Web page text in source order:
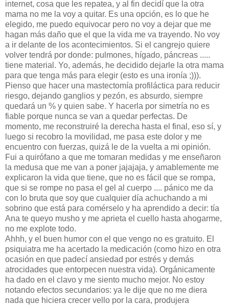
internet, cosa que les repatea, y al fin decidí que la otra
mama no me la voy a quitar. Es una opción, es lo que he
elegido, me puedo equivocar pero no voy a dejar que me
hagan más daño que el que la vida me va trayendo. No voy
a ir delante de los acontecimientos. Si el cangrejo quiere
volver tendrá por donde: pulmones, hígado, páncreas .....
tiene material. Yo, además, he decidido dejarle la otra mama
para que tenga más para elegir (esto es una ironía ;))).
Pienso que hacer una mastectomía profiláctica para reducir
riesgo, dejando ganglios y pezón, es absurdo, siempre
quedará un % y quien sabe. Y hacerla por simetría no es
fiable porque nunca se van a quedar perfectas. De
momento, me reconstruiré la derecha hasta el final, eso sí, y
luego si recobro la movilidad, me pasa este dolor y me
encuentro con fuerzas, quizá le de la vuelta a mi opinión.
Fui a quirófano a que me tomaran medidas y me enseñaron
la medusa que me van a poner jajajaja, y amablemente me
explicaron la vida que tiene, que no es fácil que se rompa,
que si se rompe no pasa el gel al cuerpo .... pánico me da
con lo bruta que soy que cualquier día achuchando a mi
sobrino que está para comérselo y ha aprendido a decir: tía
Ana te queyo musho y me aprieta el cuello hasta ahogarme,
no me explote todo.
Ahhh, y el buen humor con el que vengo no es gratuito. El
psiquiatra me ha acertado la medicación (como hizo en otra
ocasión en que padecí ansiedad por estrés y demás
atrocidades que entorpecen nuestra vida). Orgánicamente
ha dado en el clavo y me siento mucho mejor. No estoy
notando efectos secundarios: ya le dije que no me diera
nada que hiciera crecer vello por la cara, produjera